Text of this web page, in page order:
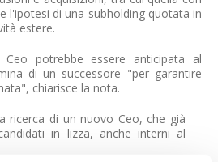
l'ipotesi di una subholding quotata in
estere.
Ceo potrebbe essere anticipata al
di un successore "per garantire
chiarisce la nota.
ricerca di un nuovo Ceo, che già
in lizza, anche interni al